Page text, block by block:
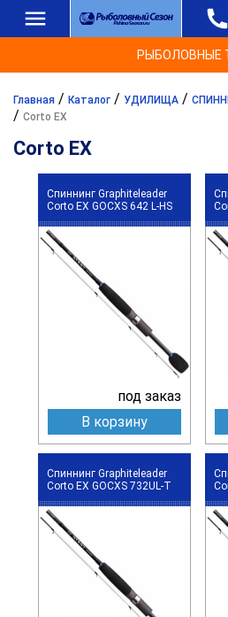
РЫБОЛОВНЫЕ
Главная / Каталог / УДИЛИЩА /
/ Corto EX
Corto EX
Спиннинг Graphiteleader
Corto EX GOCXS 642 L-HS
под заказ
В корзину
Спиннинг Graphiteleader
Corto EX GOCXS 732UL-T